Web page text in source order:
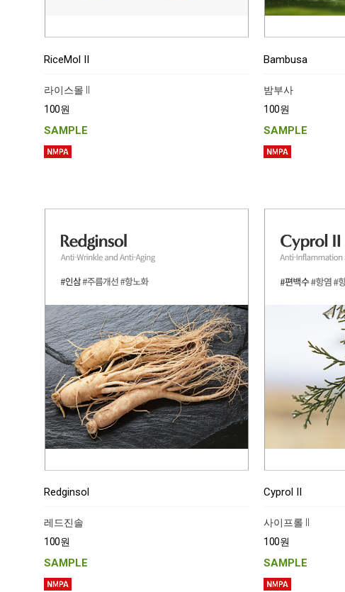
RiceMol II
라이스몰 II
100원
SAMPLE
Bambusa
밤부사
100원
SAMPLE
Redginsol
레드진솔
100원
SAMPLE
Cyprol II
사이프롤 II
100원
SAMPLE